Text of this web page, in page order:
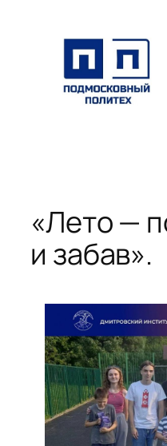
содержимому
«Лето —
и забав».